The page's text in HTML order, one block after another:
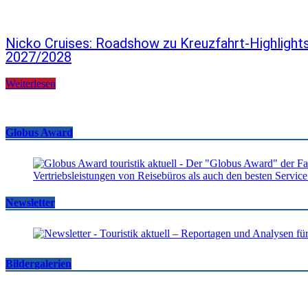
Nicko Cruises: Roadshow zu Kreuzfahrt-
2027/2028
Weiterlesen
Globus Award
Newsletter
Bildergalerien